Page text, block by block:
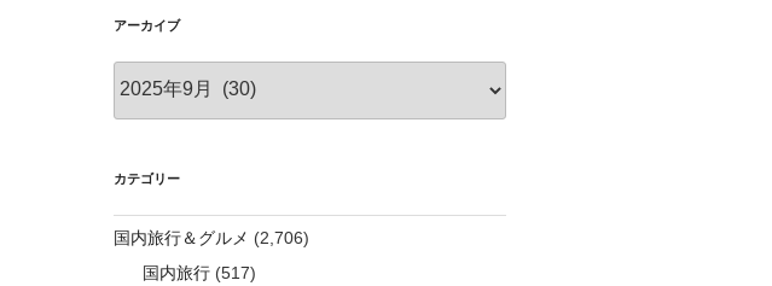
アーカイブ
ー
ブ
カテゴリー
国内旅行＆グルメ (2,706)
国内旅行(517)